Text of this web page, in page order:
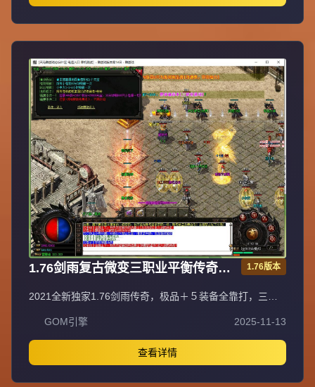
骗上当，适度游戏益脑，沉迷游戏伤身，合理安排时间，享
受健康生活。
1.76剑雨复古微变三职业平衡传奇极
1.76版本
2021全新独家1.76剑雨传奇，极品＋５装备全靠打，三职
宝+100积分+1金刚石（网银赠送100%），自助充值无优惠
渠道。爆率全开装备永久保值回收，不分新区老区永不打折
掉价，BOSS爆全服装备材料。55级召2虎王、60级召2白虎
神王、65级召3白虎神王、70级召3白虎魔王、75级召3飞龙
圣兽，地图多BOSS多不抢怪。新区第二天下午合区，晚上
GOM引擎 2025-11-13
查看详情